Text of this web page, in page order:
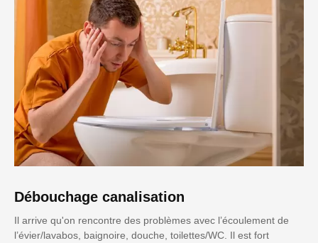
Débouchage canalisation
Il arrive qu'on rencontre des problèmes avec l’écoulement de
l’évier/lavabos, baignoire, douche, toilettes/WC. Il est fort